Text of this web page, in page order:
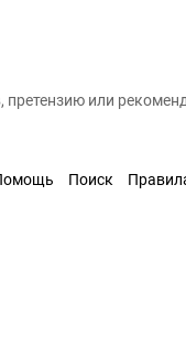
претензию или
Поиск